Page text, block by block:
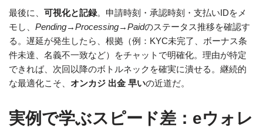
最後に、 可視化と記録。申請時刻・承認時刻・支払いIDをメ
モし、 Pending→Processing→Paidのステータス推移を確認す
る。遅延が発生したら、根拠（例：KYC未完了、ボーナス条
件未達、名義不一致など）をチャットで明確化。理由が特定
できれば、次回以降のボトルネックを確実に潰せる。継続的
な最適化こそ、 オンカジ 出金 早いの近道だ。
実例で学ぶスピード差：eウォレ